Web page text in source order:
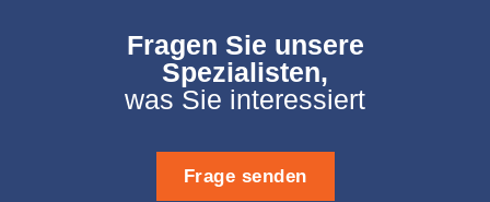
Fragen Sie unsere
Spezialisten,
was Sie interessiert
Frage senden